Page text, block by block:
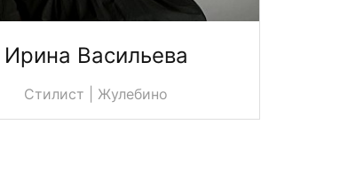
Ирина Васильева
Стилист | Жулебино